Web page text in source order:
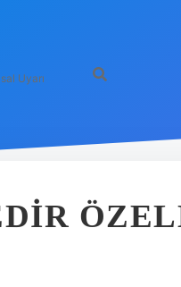
Uyarı